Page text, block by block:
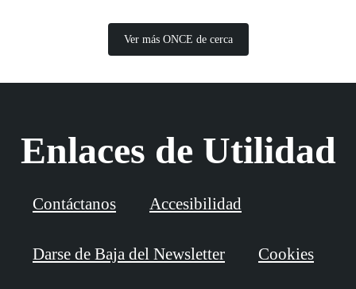
Ver más ONCE de cerca
Enlaces de Utilidad
Contáctanos Accesibilidad
Darse de Baja del Newsletter Cookies